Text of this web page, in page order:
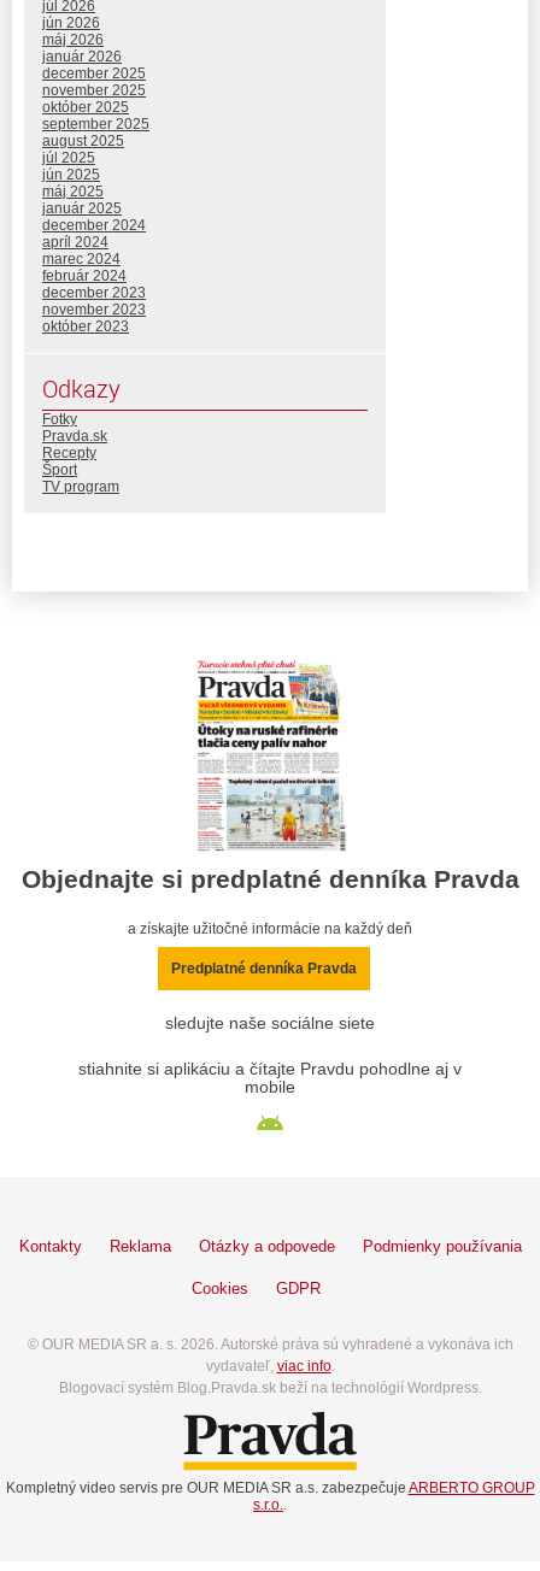
júl 2026
jún 2026
máj 2026
január 2026
december 2025
november 2025
október 2025
september 2025
august 2025
júl 2025
jún 2025
máj 2025
január 2025
december 2024
apríl 2024
marec 2024
február 2024
december 2023
november 2023
október 2023
Odkazy
Fotky
Pravda.sk
Recepty
Šport
TV program
Objednajte si predplatné denníka Pravda
a získajte užitočné informácie na každý deň
Predplatné denníka Pravda
sledujte naše sociálne siete
stiahnite si aplikáciu a čítajte Pravdu pohodlne aj v
mobile
Kontakty Reklama Otázky a odpovede Podmienky používania
Cookies GDPR
© OUR MEDIA SR a. s. 2026. Autorské práva sú vyhradené a vykonáva ich
vydavateľ, viac info.
Blogovací systém Blog.Pravda.sk beží na technológií Wordpress.
Kompletný video servis pre OUR MEDIA SR a.s. zabezpečuje ARBERTO GROUP
s.r.o..